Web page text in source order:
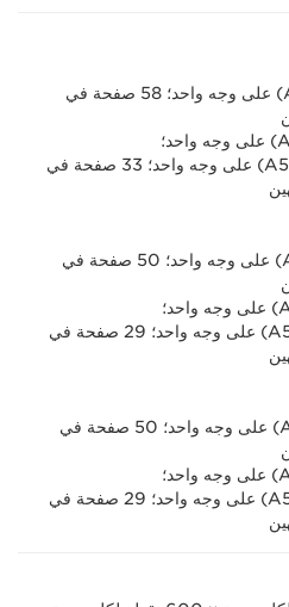
71 صفحة في الدقيقة (مقاس A4) على وجه واحد؛ 58 صفحة في
40 صفحة في الدقيقة (مقاس A5R) على وجه واحد؛ 33 صفحة في
61 صفحة في الدقيقة (مقاس A4) على وجه واحد؛ 50 صفحة في
35 صفحة في الدقيقة (مقاس A5R) على وجه واحد؛ 29 صفحة في
52 صفحة في الدقيقة (مقاس A4) على وجه واحد؛ 50 صفحة في
35 صفحة في الدقيقة (مقاس A5R) على وجه واحد؛ 29 صفحة في